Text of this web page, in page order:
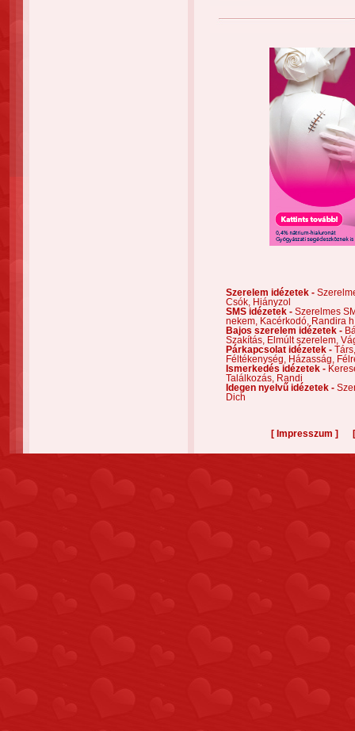
Szerelem idézetek -
Csók,
Hiányzol
SMS idézetek - Szerelmes
nekem,
Kacérkodó,
Randira
Bajos szerelem idézetek -
Szakítás,
Elmúlt szerelem,
Párkapcsolat idézetek -
Féltékenység,
Házasság,
Ismerkedés idézetek -
Találkozás,
Randi
Idegen nyelvű idézetek -
Dich
[ Impresszum ]